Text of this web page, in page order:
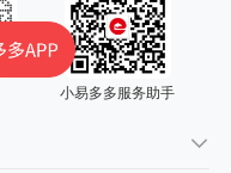
小易多多服务助手